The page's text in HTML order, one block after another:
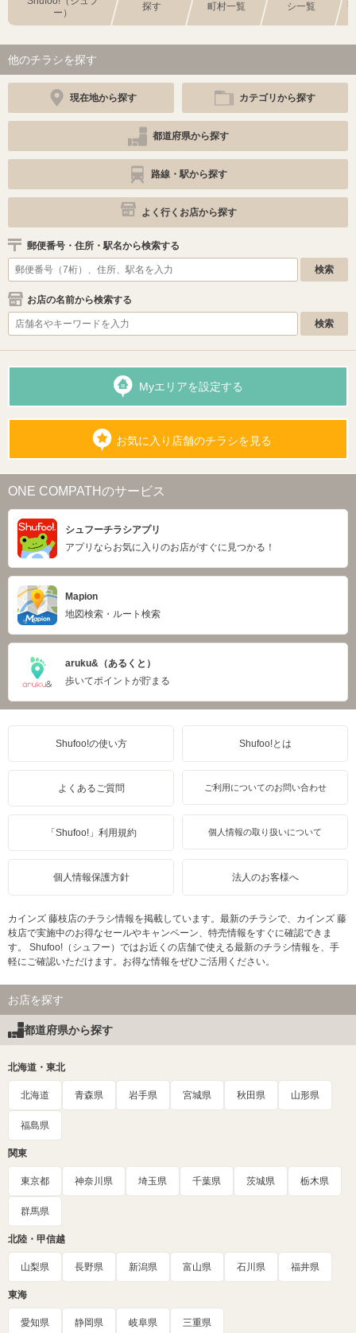
ー）
探す
町村一覧
シ一覧
他のチラシを探す
現在地から探す カテゴリから探す
都道府県から探す
路線・駅から探す
よく行くお店から探す
郵便番号・住所・駅名から検索する
お店の名前から検索する
Myエリアを設定する
お気に入り店舗のチラシを見る
ONE COMPATHのサービス
シュフーチラシアプリ
アプリならお気に入りのお店がすぐに見つかる！
Mapion
地図検索・ルート検索
aruku&（あるくと）
歩いてポイントが貯まる
Shufoo!の使い方 Shufoo!とは
よくあるご質問 ご利用についてのお問い合わせ
「Shufoo!」利用規約 個人情報の取り扱いについて
個人情報保護方針 法人のお客様へ
カインズ 藤枝店のチラシ情報を掲載しています。最新のチラシで、カインズ 藤
枝店で実施中のお得なセールやキャンペーン、特売情報をすぐに確認できま
す。 Shufoo!（シュフー）ではお近くの店舗で使える最新のチラシ情報を、手
軽にご確認いただけます。お得な情報をぜひご活用ください。
お店を探す
都道府県から探す
北海道・東北
北海道 青森県 岩手県 宮城県 秋田県 山形県
福島県
関東
東京都 神奈川県 埼玉県 千葉県 茨城県 栃木県
群馬県
北陸・甲信越
山梨県 長野県 新潟県 富山県 石川県 福井県
東海
愛知県 静岡県 岐阜県 三重県